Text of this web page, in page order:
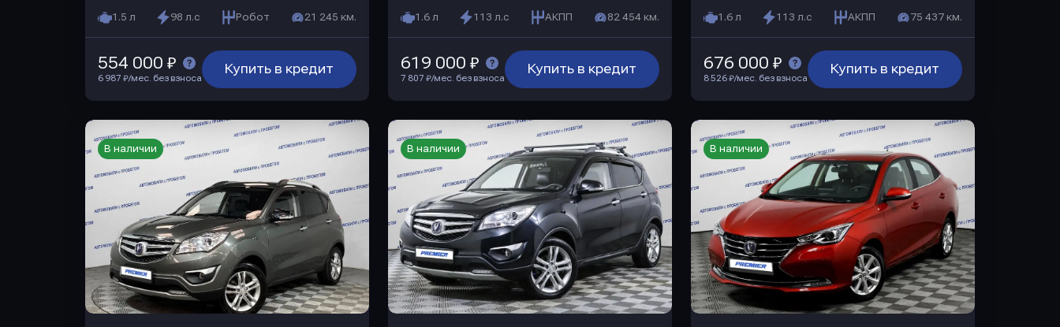
1.5 л 98 л.с Робот 21 245 км.
Купить в кредит
554 000 ₽
6 987 ₽/мес. без взноса
1.6 л 113 л.с АКПП 82 454 км.
Купить в кредит
619 000 ₽
7 807 ₽/мес. без взноса
1.6 л 113 л.с АКПП 75 437 км.
Купить в кредит
676 000 ₽
8 526 ₽/мес. без взноса
В наличии В наличии В наличии